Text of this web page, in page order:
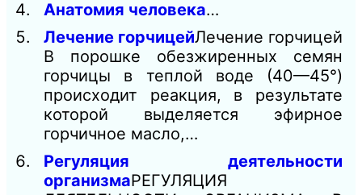
Анатомия человека…
Лечение горчицейЛечение горчицей
В порошке обезжиренных семян
горчицы в теплой воде (40—45°)
происходит реакция, в результате
которой выделяется эфирное
горчичное масло,…
Регуляция деятельности
организмаРЕГУЛЯЦИЯ